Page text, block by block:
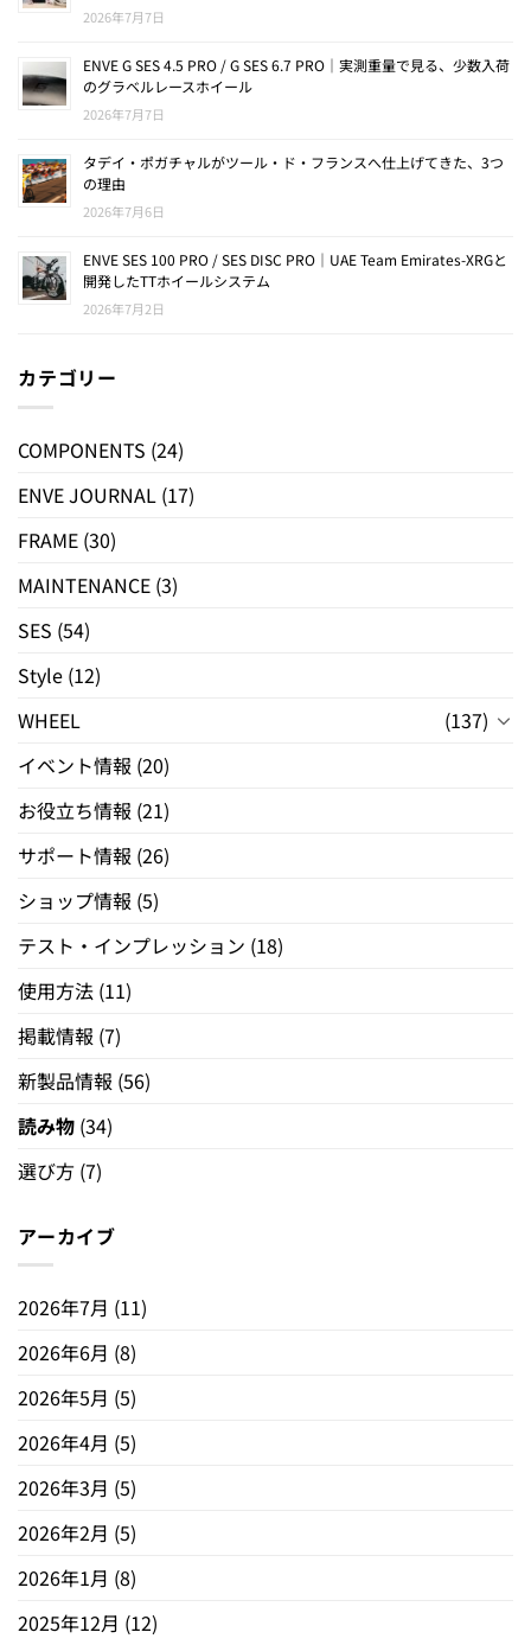
2026年7月7日
ENVE G SES 4.5 PRO / G SES 6.7 PRO｜実測重量で見る、少数入荷
のグラベルレースホイール
2026年7月7日
タデイ・ポガチャルがツール・ド・フランスへ仕上げてきた、3つ
の理由
2026年7月6日
ENVE SES 100 PRO / SES DISC PRO｜UAE Team Emirates-XRGと
開発したTTホイールシステム
2026年7月2日
カテゴリー
COMPONENTS (24)
ENVE JOURNAL (17)
FRAME (30)
MAINTENANCE (3)
SES (54)
Style (12)
WHEEL
(137)
イベント情報 (20)
お役立ち情報 (21)
サポート情報 (26)
ショップ情報 (5)
テスト・インプレッション (18)
使用方法 (11)
掲載情報 (7)
新製品情報 (56)
読み物 (34)
選び方 (7)
アーカイブ
2026年7月 (11)
2026年6月 (8)
2026年5月 (5)
2026年4月 (5)
2026年3月 (5)
2026年2月 (5)
2026年1月 (8)
2025年12月 (12)